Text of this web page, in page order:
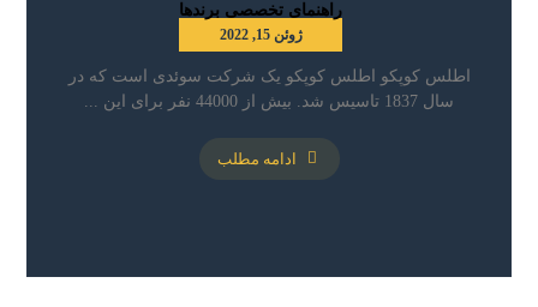
راهنمای تخصصی برندها
ژوئن 15, 2022
اطلس کوپکو اطلس کوپکو یک شرکت سوئدی است که در
سال 1837 تاسیس شد. بیش از 44000 نفر برای این ...
ادامه مطلب